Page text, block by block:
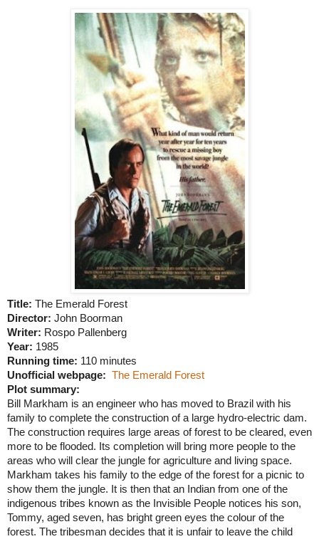
Title: The Emerald Forest
Director: John Boorman
Writer: Rospo Pallenberg
Year: 1985
Running time: 110 minutes
Unofficial webpage: The Emerald Forest
Plot summary:
Bill Markham is an engineer who has moved to Brazil with his
family to complete the construction of a large hydro-electric dam.
The construction requires large areas of forest to be cleared, even
more to be flooded. Its completion will bring more people to the
areas who will clear the jungle for agriculture and living space.
Markham takes his family to the edge of the forest for a picnic to
show them the jungle. It is then that an Indian from one of the
indigenous tribes known as the Invisible People notices his son,
Tommy, aged seven, has bright green eyes the colour of the
forest. The tribesman decides that it is unfair to leave the child